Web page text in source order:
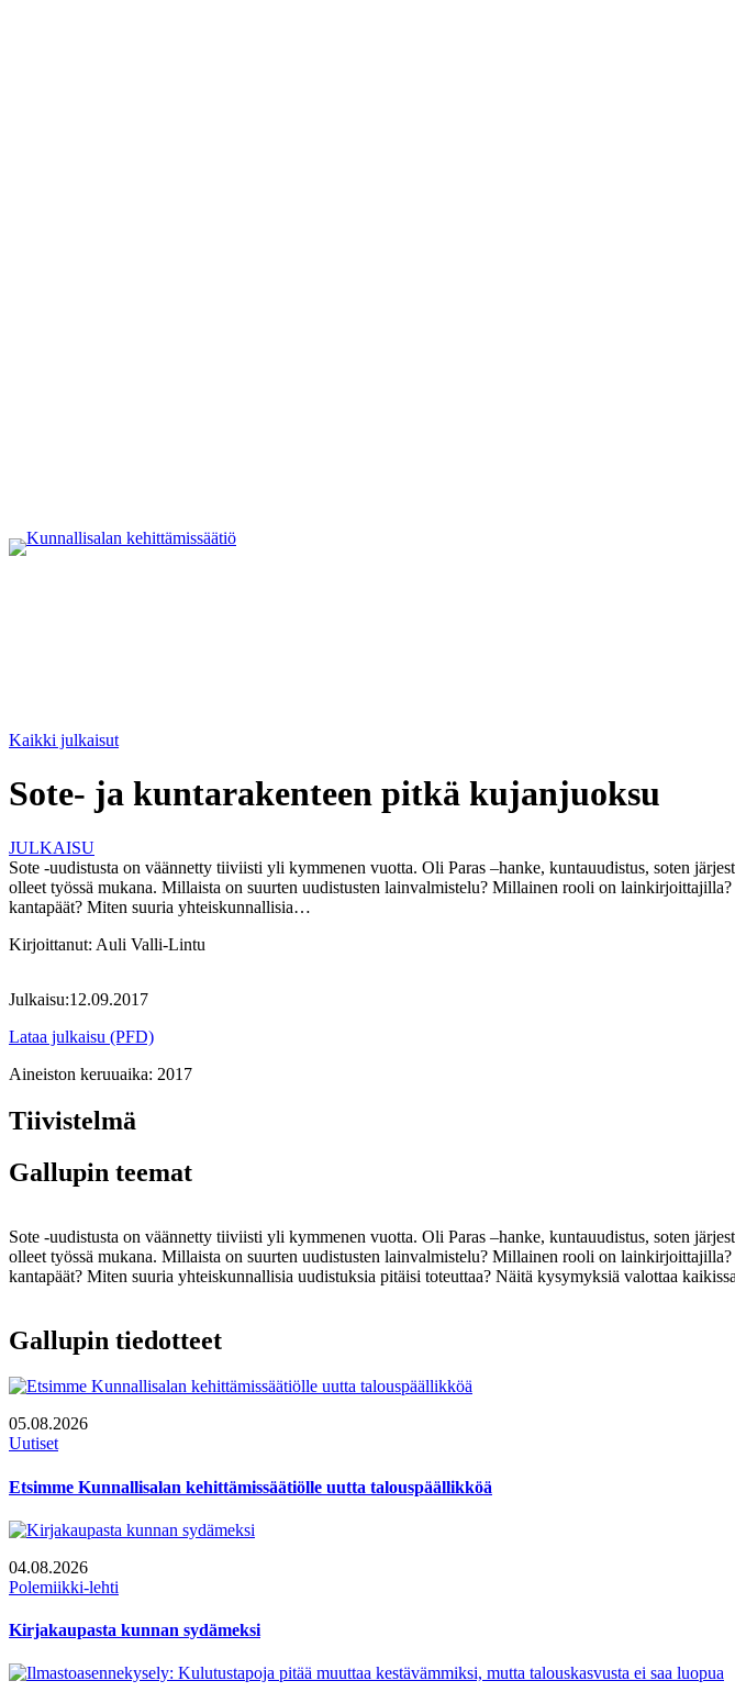
Kaikki julkaisut
Sote- ja kuntarakenteen pitkä kujanjuoksu
JULKAISU
Sote -uudistusta on väännetty tiiviisti yli kymmenen vuotta. Oli Paras –hanke, kuntauudistus, soten
olleet työssä mukana. Millaista on suurten uudistusten lainvalmistelu? Millainen rooli on
kantapäät? Miten suuria yhteiskunnallisia…
Kirjoittanut: Auli Valli-Lintu
Julkaisu:12.09.2017
Lataa julkaisu (PFD)
Aineiston keruuaika: 2017
Tiivistelmä
Gallupin teemat
Sote -uudistusta on väännetty tiiviisti yli kymmenen vuotta. Oli Paras –hanke, kuntauudistus, soten
olleet työssä mukana. Millaista on suurten uudistusten lainvalmistelu? Millainen rooli on
kantapäät? Miten suuria yhteiskunnallisia uudistuksia pitäisi toteuttaa? Näitä kysymyksiä valottaa
Gallupin tiedotteet
05.08.2026
Uutiset
Etsimme Kunnallisalan kehittämissäätiölle uutta talouspäällikköä
04.08.2026
Polemiikki-lehti
Kirjakaupasta kunnan sydämeksi